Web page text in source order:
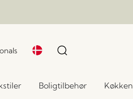
Boligtilbehør Køkken